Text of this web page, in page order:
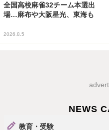
全国高校麻雀32チーム本選出
場…麻布や大阪星光、東海も
2026.8.5
NEWS
教育・受験